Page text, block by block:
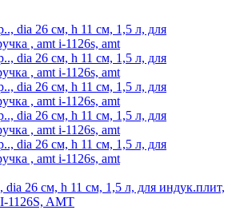
26 см, h 11 см, 1,5 л, для индук.плит,
1126S, AMT